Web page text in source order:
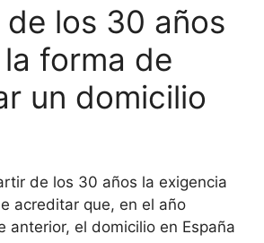
los 30 años
forma de
un domicilio
de los 30 años la exigencia
acreditar que, en el año
anterior, el domicilio en España